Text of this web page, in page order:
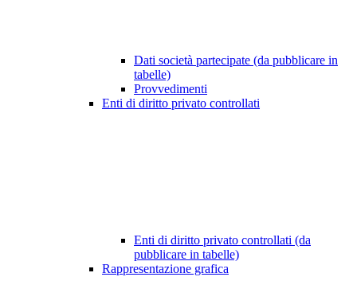
Dati società partecipate (da pubblicare in
tabelle)
Provvedimenti
Enti di diritto privato controllati
Enti di diritto privato controllati (da
pubblicare in tabelle)
Rappresentazione grafica